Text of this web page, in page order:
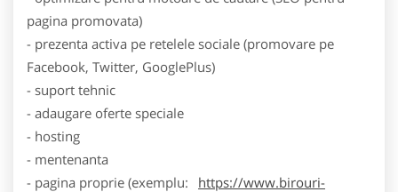
pagina promovata)
- prezenta activa pe retelele sociale (promovare pe
Facebook, Twitter, GooglePlus)
- suport tehnic
- adaugare oferte speciale
- hosting
- mentenanta
- pagina proprie (exemplu:
https://www.birouri-